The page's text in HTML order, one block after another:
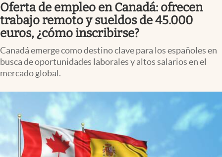
Oferta de empleo en Canadá: ofrecen
trabajo remoto y sueldos de 45.000
euros, ¿cómo inscribirse?
Canadá emerge como destino clave para los españoles en
busca de oportunidades laborales y altos salarios en el
mercado global.